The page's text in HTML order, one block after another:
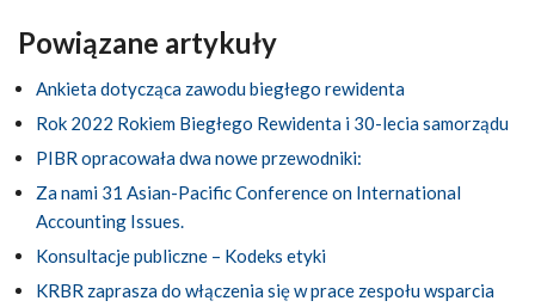
Powiązane artykuły
Ankieta dotycząca zawodu biegłego rewidenta
Rok 2022 Rokiem Biegłego Rewidenta i 30-lecia samorządu
PIBR opracowała dwa nowe przewodniki:
Za nami 31 Asian-Pacific Conference on International
Accounting Issues.
Konsultacje publiczne – Kodeks etyki
KRBR zaprasza do włączenia się w prace zespołu wsparcia